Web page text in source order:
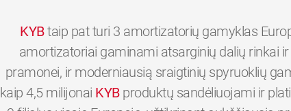
KYBtaip pat turi 3 amortizatorių gamyklas
amortizatoriai gaminami atsarginių dalių rinkai
pramonei, ir moderniausią sraigtinių spyruoklių
kaip 4,5 milijonai KYB produktų sandėliuojami ir